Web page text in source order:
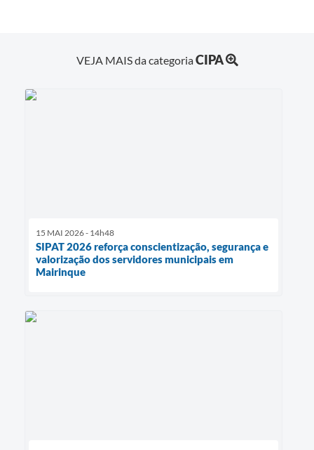
VEJA MAIS da categoriaCIPA
15 MAI 2026 - 14h48
SIPAT 2026 reforça conscientização, segurança e
valorização dos servidores municipais em
Mairinque